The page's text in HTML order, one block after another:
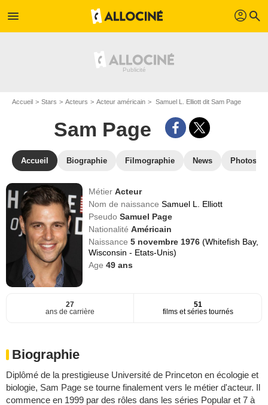
menu profil search
Accueil Stars Acteurs Acteur américain Samuel L. Elliott dit Sam Page
Sam Page
Accueil Biographie Filmographie News Photos
MétierActeur
Nom de naissanceSamuel L. Elliott
PseudoSamuel Page
NationalitéAméricain
Naissance5 novembre 1976(Whitefish Bay,
Wisconsin - Etats-Unis)
Age49 ans
27
ans de carrière
51
films et séries tournés
Biographie
Diplômé de la prestigieuse Université de Princeton en écologie et
biologie, Sam Page se tourne finalement vers le métier d'acteur. Il
commence en 1999 par des rôles dans les séries Popular et 7 à